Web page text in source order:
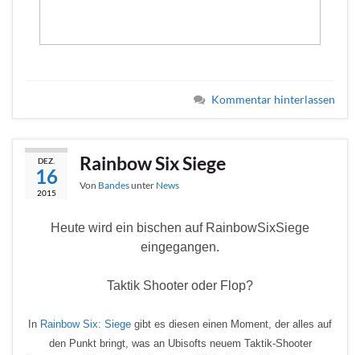
Kommentar hinterlassen
DEZ.
16
2015
Rainbow Six Siege
Von Bandesunter News
Heute wird ein bischen auf RainbowSixSiege
eingegangen.
Taktik Shooter oder Flop?
In Rainbow Six: Siege gibt es diesen einen Moment, der alles auf
den Punkt bringt, was an Ubisofts neuem Taktik-Shooter